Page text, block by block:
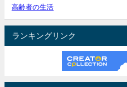
高齢者の生活
ランキングリンク